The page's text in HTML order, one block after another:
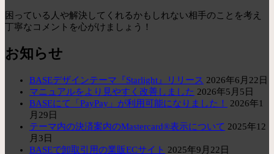
困っている人や解決してくれるかもしれない相手のことを考え
丁寧なコメントを心がけましょう！
お知らせ
BASEデザインテーマ『Starlight』リリース 2026年6月22日
マニュアルをより見やすく改善しました 2026年5月5日
BASEにて「PayPay」が利用可能になりました！
2026年1
月29日
テーマ内の決済案内のMastercard®表示について 2025年12
月3日
BASEで卸取引用の業販ECサイト 2025年9月22日